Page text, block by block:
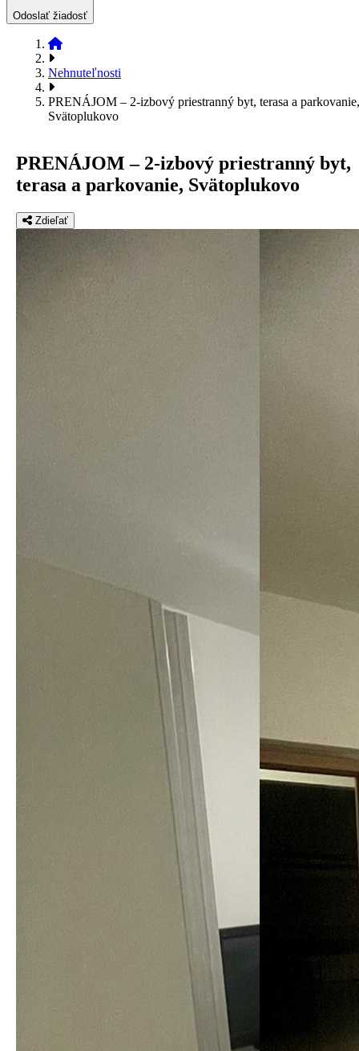
Odoslať žiadosť
Nehnuteľnosti
PRENÁJOM – 2-izbový priestranný byt, terasa a parkovanie,
Svätoplukovo
PRENÁJOM – 2-izbový priestranný byt,
terasa a parkovanie, Svätoplukovo
Zdieľať